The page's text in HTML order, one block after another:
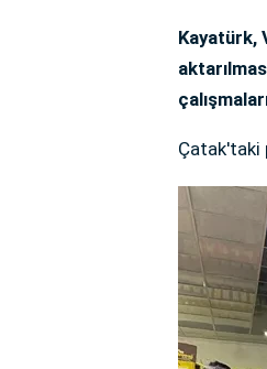
Kayatürk,
Çatak'taki